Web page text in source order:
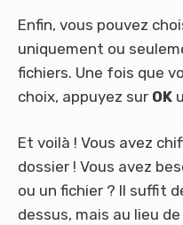
Enfin, vous pouvez
uniquement ou
fichiers. Une fois que
choix, appuyez sur OK
Et voilà ! Vous avez
dossier ! Vous avez
ou un fichier ? Il suffit
dessus, mais au lieu